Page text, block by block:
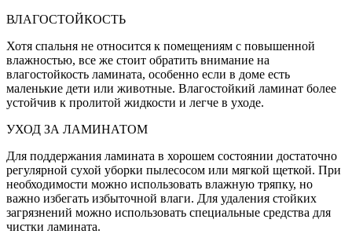
ВЛАГОСТОЙКОСТЬ
Хотя спальня не относится к помещениям с повышенной
влажностью, все же стоит обратить внимание на
влагостойкость ламината, особенно если в доме есть
маленькие дети или животные. Влагостойкий ламинат более
устойчив к пролитой жидкости и легче в уходе.
УХОД ЗА ЛАМИНАТОМ
Для поддержания ламината в хорошем состоянии достаточно
регулярной сухой уборки пылесосом или мягкой щеткой. При
необходимости можно использовать влажную тряпку, но
важно избегать избыточной влаги. Для удаления стойких
загрязнений можно использовать специальные средства для
чистки ламината.